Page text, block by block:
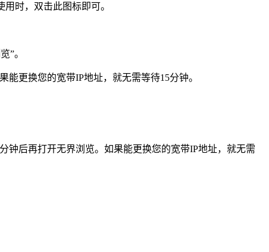
时，双击此图标即可。
”。
能更换您的宽带IP地址，就无需等待15分钟。
钟后再打开无界浏览。如果能更换您的宽带IP地址，就无需